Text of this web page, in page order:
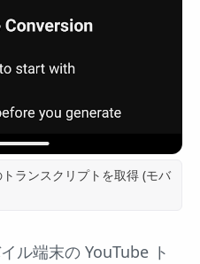
ランスクリプトを取得 (モバ
ル端末の YouTube ト